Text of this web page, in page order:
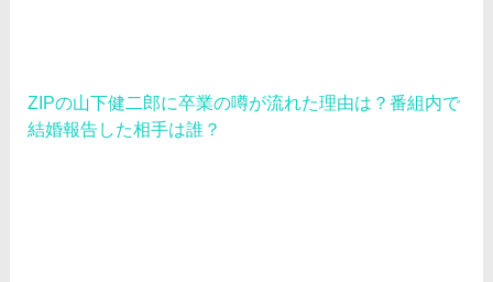
ZIPの山下健二郎に卒業の噂が流れた理由は？番組内で
結婚報告した相手は誰？